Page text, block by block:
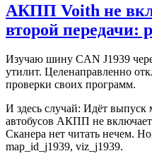
АКПП Voith не
второй передачи:
Изучаю шину CAN J1939
утилит. Целенаправленно
проверки своих программ.
И здесь случай: Идёт
автобусов АКПП не
Сканера нет читать нечем.
map_id_j1939, viz_j1939.